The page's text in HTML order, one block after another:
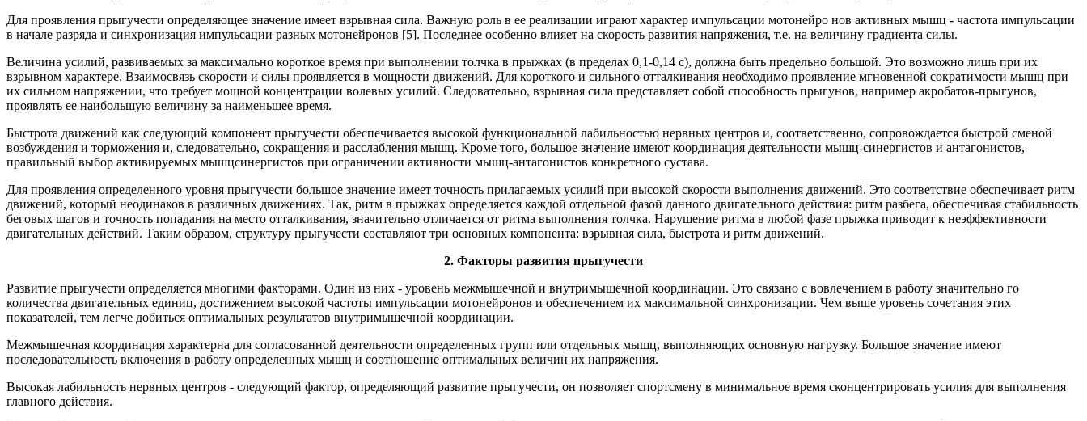
Для проявления прыгучести определяющее значение имеет взрывная сила. Важную роль в ее реализации играют характер импульсации мотонейро нов активных мышц - частота импульсации
в начале разряда и синхронизация импульсации разных мотонейронов [5]. Последнее особенно влияет на скорость развития напряжения, т.е. на величину градиента силы.
Величина усилий, развиваемых за максимально короткое время при выполнении толчка в прыжках (в пределах 0,1-0,14 с), должна быть предельно большой. Это возможно лишь при их
взрывном характере. Взаимосвязь скорости и силы проявляется в мощности движений. Для короткого и сильного отталкивания необходимо проявление мгновенной сократимости мышц при
их сильном напряжении, что требует мощной концентрации волевых усилий. Следовательно, взрывная сила представляет собой способность прыгунов, например акробатов-прыгунов,
проявлять ее наибольшую величину за наименьшее время.
Быстрота движений как следующий компонент прыгучести обеспечивается высокой функциональной лабильностью нервных центров и, соответственно, сопровождается быстрой сменой
возбуждения и торможения и, следовательно, сокращения и расслабления мышц. Кроме того, большое значение имеют координация деятельности мышц-синергистов и антагонистов,
правильный выбор активируемых мышцсинергистов при ограничении активности мышц-антагонистов конкретного сустава.
Для проявления определенного уровня прыгучести большое значение имеет точность прилагаемых усилий при высокой скорости выполнения движений. Это соответствие обеспечивает ритм
движений, который неодинаков в различных движениях. Так, ритм в прыжках определяется каждой отдельной фазой данного двигательного действия: ритм разбега, обеспечивая стабильность
беговых шагов и точность попадания на место отталкивания, значительно отличается от ритма выполнения толчка. Нарушение ритма в любой фазе прыжка приводит к неэффективности
двигательных действий. Таким образом, структуру прыгучести составляют три основных компонента: взрывная сила, быстрота и ритм движений.
2. Факторы развития прыгучести
Развитие прыгучести определяется многими факторами. Один из них - уровень межмышечной и внутримышечной координации. Это связано с вовлечением в работу значительно го
количества двигательных единиц, достижением высокой частоты импульсации мотонейронов и обеспечением их максимальной синхронизации. Чем выше уровень сочетания этих
показателей, тем легче добиться оптимальных результатов внутримышечной координации.
Межмышечная координация характерна для согласованной деятельности определенных групп или отдельных мышц, выполняющих основную нагрузку. Большое значение имеют
последовательность включения в работу определенных мышц и соотношение оптимальных величин их напряжения.
Высокая лабильность нервных центров - следующий фактор, определяющий развитие прыгучести, он позволяет спортсмену в минимальное время сконцентрировать усилия для выполнения
главного действия.